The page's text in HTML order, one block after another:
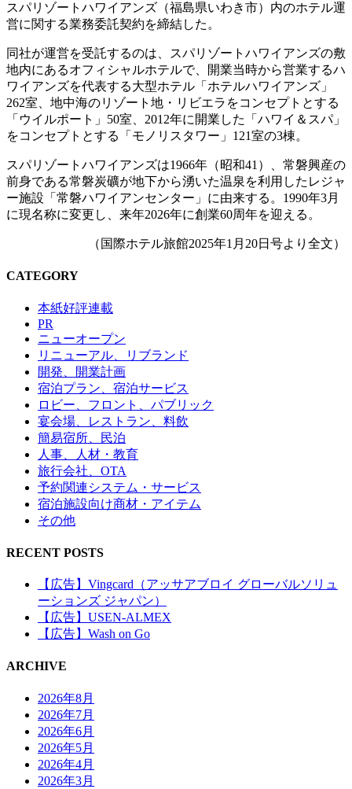
スパリゾートハワイアンズ（福島県いわき市）内のホテル運
営に関する業務委託契約を締結した。
同社が運営を受託するのは、スパリゾートハワイアンズの敷
地内にあるオフィシャルホテルで、開業当時から営業するハ
ワイアンズを代表する大型ホテル「ホテルハワイアンズ」
262室、地中海のリゾート地・リビエラをコンセプトとする
「ウイルポート」50室、2012年に開業した「ハワイ＆スパ」
をコンセプトとする「モノリスタワー」121室の3棟。
スパリゾートハワイアンズは1966年（昭和41）、常磐興産の
前身である常磐炭礦が地下から湧いた温泉を利用したレジャ
ー施設「常磐ハワイアンセンター」に由来する。1990年3月
に現名称に変更し、来年2026年に創業60周年を迎える。
（国際ホテル旅館2025年1月20日号より全文）
CATEGORY
本紙好評連載
PR
ニューオープン
リニューアル、リブランド
開発、開業計画
宿泊プラン、宿泊サービス
ロビー、フロント、パブリック
宴会場、レストラン、料飲
簡易宿所、民泊
人事、人材・教育
旅行会社、OTA
予約関連システム・サービス
宿泊施設向け商材・アイテム
その他
RECENT POSTS
【広告】Vingcard（アッサアブロイ グローバルソリュ
ーションズ ジャパン）
【広告】USEN-ALMEX
【広告】Wash on Go
ARCHIVE
2026年8月
2026年7月
2026年6月
2026年5月
2026年4月
2026年3月